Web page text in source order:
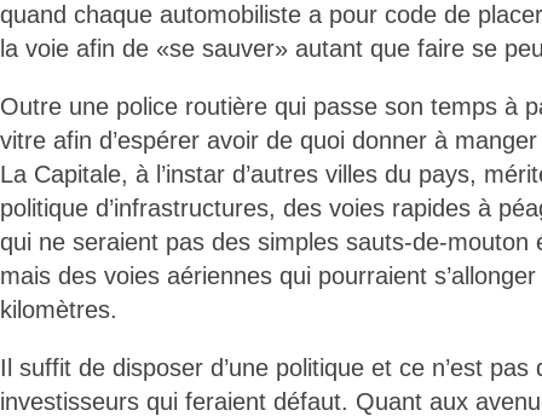
quand chaque automobiliste a pour code de
la voie afin de «se sauver» autant que faire se
Outre une police routière qui passe son temps à
vitre afin d’espérer avoir de quoi donner à
La Capitale, à l’instar d’autres villes du pays,
politique d’infrastructures, des voies rapides à
qui ne seraient pas des simples sauts-de-mouton
mais des voies aériennes qui pourraient
kilomètres.
Il suffit de disposer d’une politique et ce n’est pas
investisseurs qui feraient défaut. Quant aux